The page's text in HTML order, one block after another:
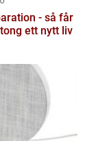
- så får
ett nytt liv